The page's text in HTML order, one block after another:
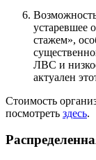
устаревшее
стажем»,
ЛВС и
актуален
Стоимость
посмотреть здесь.